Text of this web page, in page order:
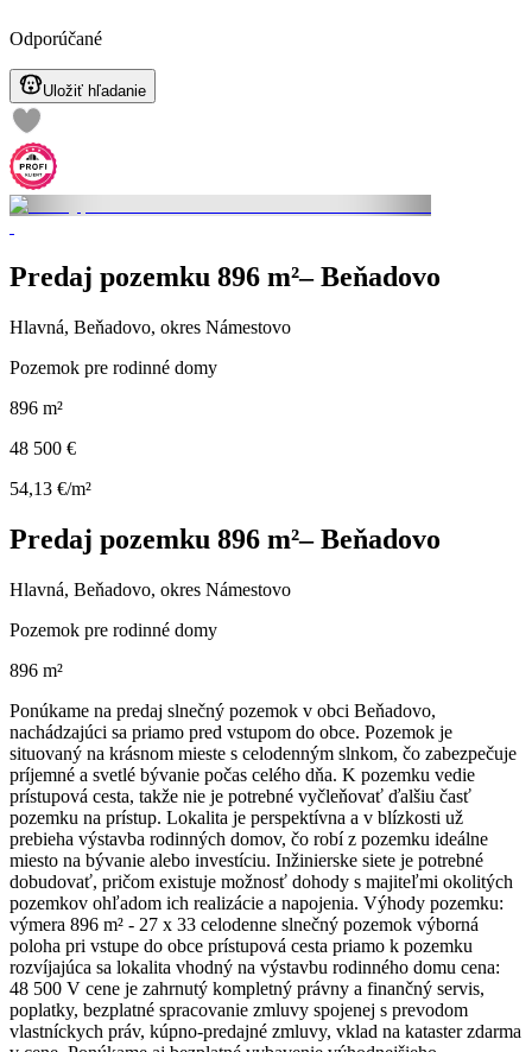
Odporúčané
Uložiť hľadanie
Predaj pozemku 896 m²– Beňadovo
Hlavná, Beňadovo, okres Námestovo
Pozemok pre rodinné domy
896 m²
48 500 €
54,13 €/m²
Predaj pozemku 896 m²– Beňadovo
Hlavná, Beňadovo, okres Námestovo
Pozemok pre rodinné domy
896 m²
Ponúkame na predaj slnečný pozemok v obci Beňadovo,
nachádzajúci sa priamo pred vstupom do obce. Pozemok je
situovaný na krásnom mieste s celodenným slnkom, čo zabezpečuje
príjemné a svetlé bývanie počas celého dňa. K pozemku vedie
prístupová cesta, takže nie je potrebné vyčleňovať ďalšiu časť
pozemku na prístup. Lokalita je perspektívna a v blízkosti už
prebieha výstavba rodinných domov, čo robí z pozemku ideálne
miesto na bývanie alebo investíciu. Inžinierske siete je potrebné
dobudovať, pričom existuje možnosť dohody s majiteľmi okolitých
pozemkov ohľadom ich realizácie a napojenia. Výhody pozemku:
výmera 896 m² - 27 x 33 celodenne slnečný pozemok výborná
poloha pri vstupe do obce prístupová cesta priamo k pozemku
rozvíjajúca sa lokalita vhodný na výstavbu rodinného domu cena:
48 500 V cene je zahrnutý kompletný právny a finančný servis,
poplatky, bezplatné spracovanie zmluvy spojenej s prevodom
vlastníckych práv, kúpno-predajné zmluvy, vklad na kataster zdarma